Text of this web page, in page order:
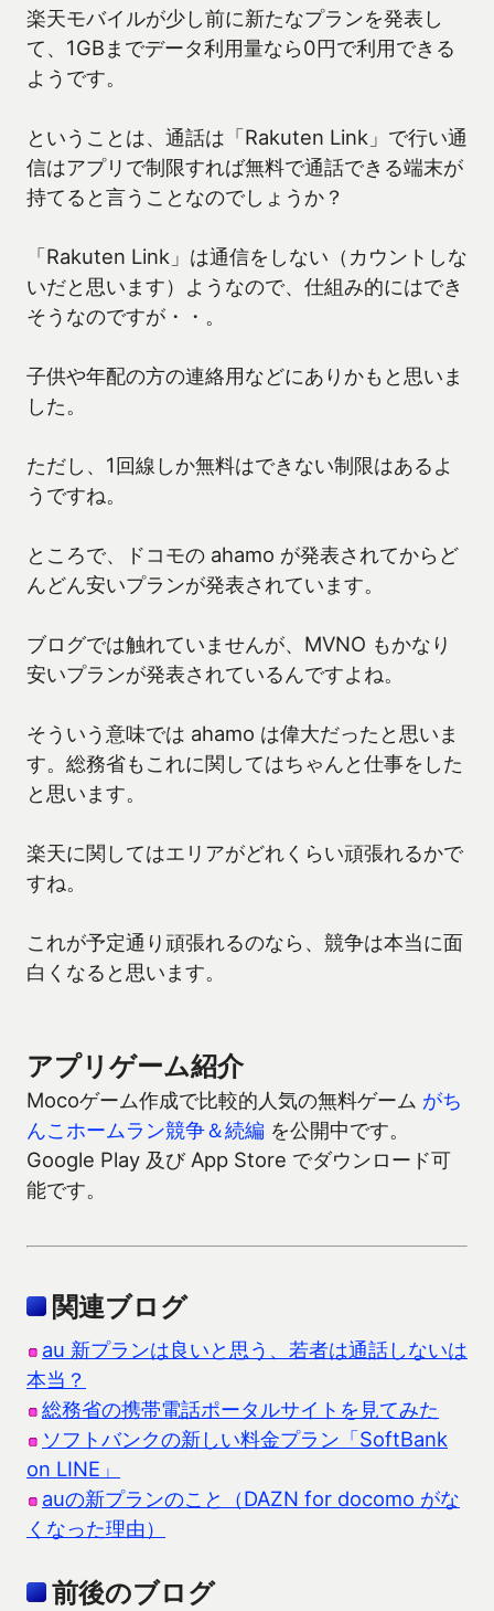
楽天モバイルが少し前に新たなプランを発表し
て、1GBまでデータ利用量なら0円で利用できる
ようです。
ということは、通話は「Rakuten Link」で行い通
信はアプリで制限すれば無料で通話できる端末が
持てると言うことなのでしょうか？
「Rakuten Link」は通信をしない（カウントしな
いだと思います）ようなので、仕組み的にはでき
そうなのですが・・。
子供や年配の方の連絡用などにありかもと思いま
した。
ただし、1回線しか無料はできない制限はあるよ
うですね。
ところで、ドコモの ahamo が発表されてからど
んどん安いプランが発表されています。
ブログでは触れていませんが、MVNO もかなり
安いプランが発表されているんですよね。
そういう意味では ahamo は偉大だったと思いま
す。総務省もこれに関してはちゃんと仕事をした
と思います。
楽天に関してはエリアがどれくらい頑張れるかで
すね。
これが予定通り頑張れるのなら、競争は本当に面
白くなると思います。
アプリゲーム紹介
Mocoゲーム作成で比較的人気の無料ゲーム がち
んこホームラン競争＆続編 を公開中です。
Google Play 及び App Store でダウンロード可
能です。
関連ブログ
au 新プランは良いと思う、若者は通話しないは
本当？
総務省の携帯電話ポータルサイトを見てみた
ソフトバンクの新しい料金プラン「SoftBank
on LINE」
auの新プランのこと（DAZN for docomo がな
くなった理由）
前後のブログ